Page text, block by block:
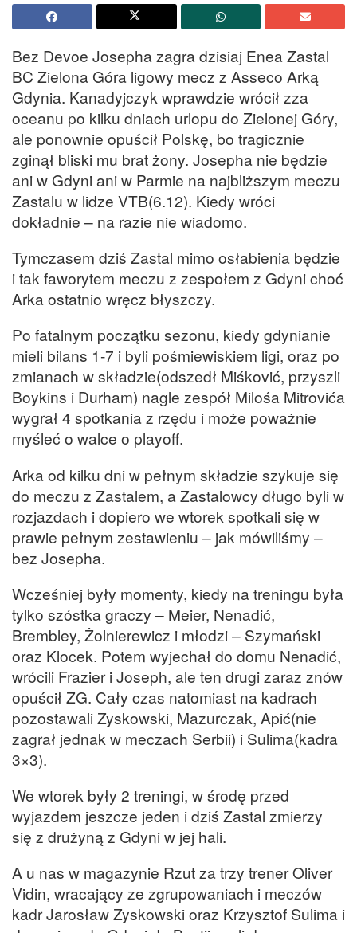
Bez Devoe Josepha zagra dzisiaj Enea Zastal
BC Zielona Góra ligowy mecz z Asseco Arką
Gdynia. Kanadyjczyk wprawdzie wrócił zza
oceanu po kilku dniach urlopu do Zielonej Góry,
ale ponownie opuścił Polskę, bo tragicznie
zginął bliski mu brat żony. Josepha nie będzie
ani w Gdyni ani w Parmie na najbliższym meczu
Zastalu w lidze VTB(6.12). Kiedy wróci
dokładnie – na razie nie wiadomo.
Tymczasem dziś Zastal mimo osłabienia będzie
i tak faworytem meczu z zespołem z Gdyni choć
Arka ostatnio wręcz błyszczy.
Po fatalnym początku sezonu, kiedy gdynianie
mieli bilans 1-7 i byli pośmiewiskiem ligi, oraz po
zmianach w składzie(odszedł Miśković, przyszli
Boykins i Durham) nagle zespół Milośa Mitrovića
wygrał 4 spotkania z rzędu i może poważnie
myśleć o walce o playoff.
Arka od kilku dni w pełnym składzie szykuje się
do meczu z Zastalem, a Zastalowcy długo byli w
rozjazdach i dopiero we wtorek spotkali się w
prawie pełnym zestawieniu – jak mówiliśmy –
bez Josepha.
Wcześniej były momenty, kiedy na treningu była
tylko szóstka graczy – Meier, Nenadić,
Brembley, Żolnierewicz i młodzi – Szymański
oraz Klocek. Potem wyjechał do domu Nenadić,
wrócili Frazier i Joseph, ale ten drugi zaraz znów
opuścił ZG. Cały czas natomiast na kadrach
pozostawali Zyskowski, Mazurczak, Apić(nie
zagrał jednak w meczach Serbii) i Sulima(kadra
3×3).
We wtorek były 2 treningi, w środę przed
wyjazdem jeszcze jeden i dziś Zastal zmierzy
się z drużyną z Gdyni w jej hali.
A u nas w magazynie Rzut za trzy trener Oliver
Vidin, wracający ze zgrupowaniach i meczów
kadr Jarosław Zyskowski oraz Krzysztof Sulima i